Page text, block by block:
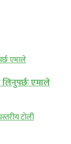
लिनुपर्छः एमाले